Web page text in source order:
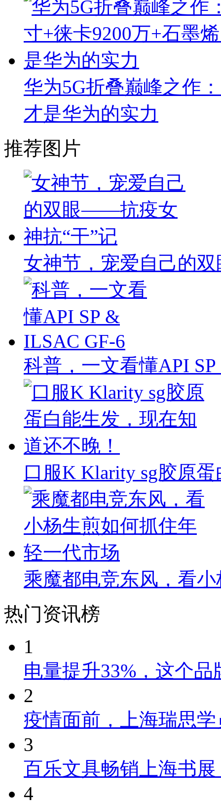
华为5G折叠巅峰之作
才是华为的实力
推荐图片
女神节，宠爱自己的
科普，一文看懂API
口服K Klarity sg胶原
乘魔都电竞东风，看
热门资讯榜
1
电量提升33%，这个
2
疫情面前，上海瑞思
3
百乐文具畅销上海书
4